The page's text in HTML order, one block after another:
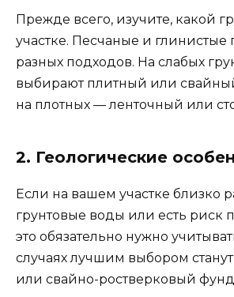
Прежде всего, изучите, какой
участке. Песчаные и глинистые
разных подходов. На слабых
выбирают плитный или
на плотных — ленточный или
2. Геологические
Если на вашем участке близко
грунтовые воды или есть риск
это обязательно нужно
случаях лучшим выбором
или свайно-ростверковый